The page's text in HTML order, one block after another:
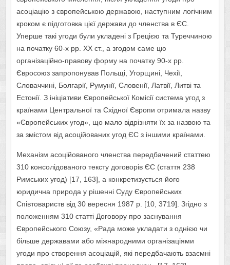
асоціацію з європейською державою, наступним логічним
кроком є підготовка цієї держави до членства в ЄС.
Уперше такі угоди були укладені з Грецією та Туреччиною
на початку 60-х рр. ХХ ст., а згодом саме цю
організаційно-правову форму на початку 90-х рр.
Євросоюз запропонував Польщі, Угорщині, Чехії,
Словаччині, Болгарії, Румунії, Словенії, Латвії, Литві та
Естонії. З ініціативи Європейської Комісії система угод з
країнами Центральної та Східної Європи отримала назву
«Європейських угод», що мало відрізняти їх за назвою та
за змістом від асоційованих угод ЄС з іншими країнами.
Механізм асоційованого членства передбачений статтею
310 консолідованого тексту договорів ЄС (стаття 238
Римських угод) [17, 163], а конкретизується його
юридична природа у рішенні Суду Європейських
Співтовариств від 30 вересня 1987 р. [10, 3719]. Згідно з
положенням 310 статті Договору про заснування
Європейського Союзу, «Рада може укладати з однією чи
більше державами або міжнародними організаціями
угоди про створення асоціацій, які передбачають взаємні